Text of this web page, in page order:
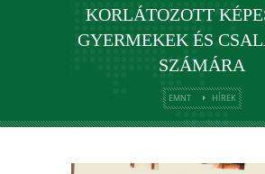
KORLÁTOZOTT
GYERMEKEK ÉS
SZÁMÁRA
EMNT HÍREK